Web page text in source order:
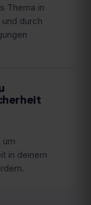
Thema in
durch
um
in deinem